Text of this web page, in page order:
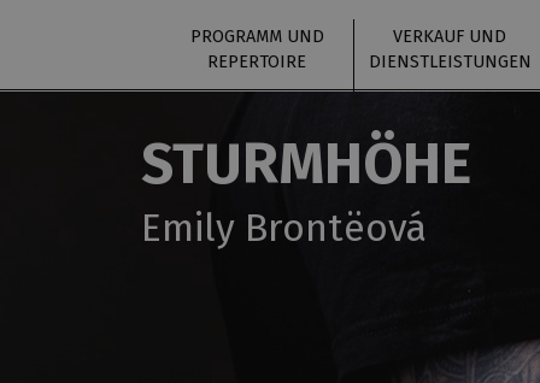
PROGRAMM UND
REPERTOIRE
VERKAUF UND
DIENSTLEISTUNGEN
STURMHÖHE
Emily Brontëová